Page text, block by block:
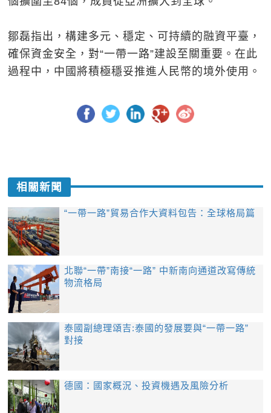
鄒磊指出，構建多元、穩定、可持續的融資平臺，
確保資金安全，對“一帶一路”建設至關重要。在此
過程中，中國將積極穩妥推進人民幣的境外使用。
相關新聞
“一帶一路”貿易合作大資料包告：全球格局篇
北聯“一帶”南接“一路” 中新南向通道改寫傳統
物流格局
泰國副總理頌吉:泰國的發展要與“一帶一路”
對接
​德國：國家概況、投資機遇及風險分析